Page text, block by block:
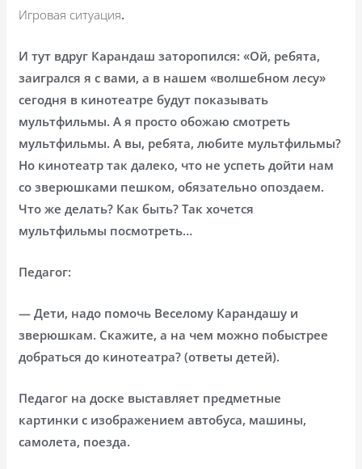
Игровая ситуация.
И тут вдруг Карандаш заторопился: «Ой, ребята,
заигрался я с вами, а в нашем «волшебном лесу»
сегодня в кинотеатре будут показывать
мультфильмы. А я просто обожаю смотреть
мультфильмы. А вы, ребята, любите мультфильмы?
Но кинотеатр так далеко, что не успеть дойти нам
со зверюшками пешком, обязательно опоздаем.
Что же делать? Как быть? Так хочется
мультфильмы посмотреть…
Педагог:
— Дети, надо помочь Веселому Карандашу и
зверюшкам. Скажите, а на чем можно побыстрее
добраться до кинотеатра? (ответы детей).
Педагог на доске выставляет предметные
картинки с изображением автобуса, машины,
самолета, поезда.